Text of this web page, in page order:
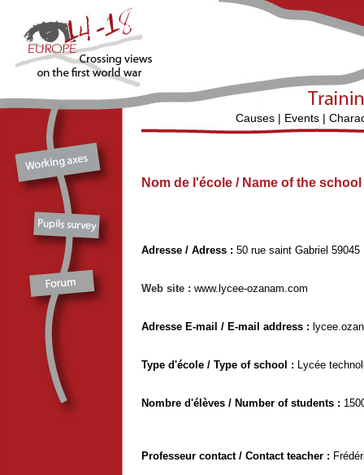
Causes | Events |
Nom de l'école / Name of the school
Adresse / Adress : 50 rue saint Gabriel
Web site : www.lycee-ozanam.com
Adresse E-mail / E-mail address :
Type d'école / Type of school : Lycée
Nombre d'élèves / Number of students :
Professeur contact / Contact teacher :